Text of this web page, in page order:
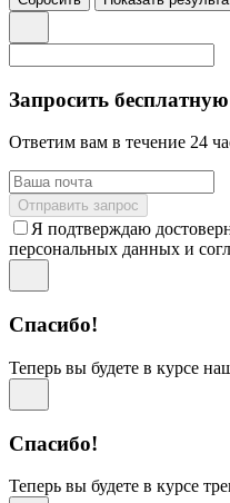
Запросить
Ответим вам в течение 24
Отправить запрос
Я подтверждаю
персональных данных и
Спасибо!
Теперь вы будете в курсе
Спасибо!
Теперь вы будете в курсе